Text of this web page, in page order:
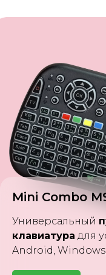
MR23GA
Универсальный
телевизоров